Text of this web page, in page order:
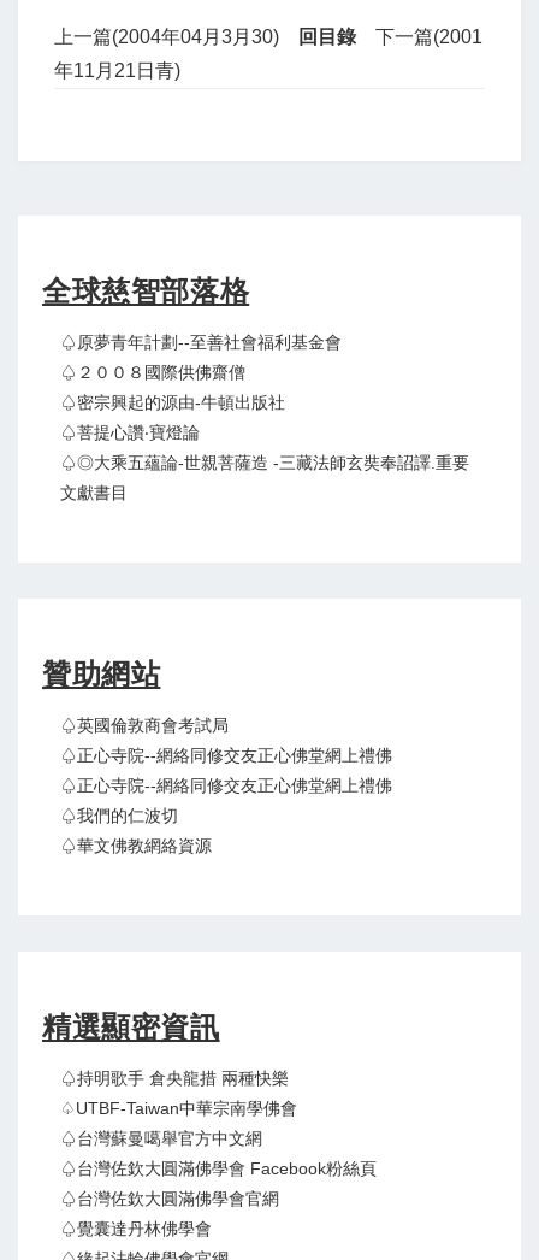
上一篇(2004年04月3月30) 回目錄
下一篇(2001
年11月21日青)
全球慈智部落格
♤原夢青年計劃--至善社會福利基金會
♤２００８國際供佛齋僧
♤密宗興起的源由-牛頓出版社
♤菩提心讚‧寶燈論
♤◎大乘五蘊論-世親菩薩造 -三藏法師玄奘奉詔譯.重要
文獻書目
贊助網站
♤英國倫敦商會考試局
♤正心寺院--網絡同修交友正心佛堂網上禮佛
♤正心寺院--網絡同修交友正心佛堂網上禮佛
♤我們的仁波切
♤華文佛教網絡資源
精選顯密資訊
♤持明歌手 倉央龍措 兩種快樂
♤UTBF-Taiwan中華宗南學佛會
♤台灣蘇曼噶舉官方中文網
♤台灣佐欽大圓滿佛學會 Facebook粉絲頁
♤台灣佐欽大圓滿佛學會官網
♤覺囊達丹林佛學會